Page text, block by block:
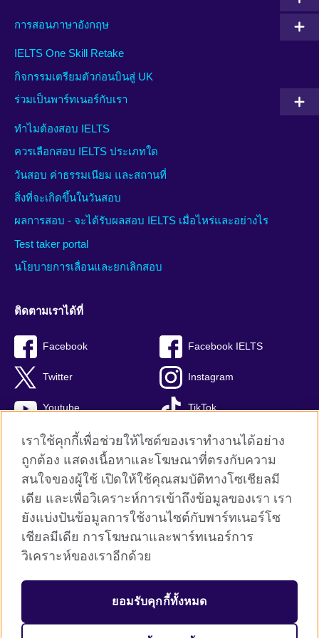
การสอนภาษาอังกฤษ
IELTS One Skill Retake
กิจกรรมเตรียมตัวก่อนบินสู่ UK
ร่วมเป็นพาร์ทเนอร์กับเรา
ทำไมต้องสอบ IELTS
ควรเลือกสอบ IELTS ประเภทใด
วันสอบ ค่าธรรมเนียม และสถานที่
สิ่งที่จะเกิดขึ้นในวันสอบ
ผลการสอบ - จะได้รับผลสอบ IELTS เมื่อไหร่และอย่างไร
Test taker portal
นโยบายการเลื่อนและยกเลิกสอบ
ติดตามเราได้ที่
Facebook Facebook IELTS
Twitter Instagram
Youtube TikTok
British Council global
Privacy and terms
Terms and conditions of sale
คุกกี้
Sitemap
© 2026 British Council
เราใช้คุกกี้เพื่อช่วยให้ไซต์ของเราทำงานได้อย่าง
ถูกต้อง แสดงเนื้อหาและโฆษณาที่ตรงกับความ
สนใจของผู้ใช้ เปิดให้ใช้คุณสมบัติทางโซเชียลมี
เดีย และเพื่อวิเคราะห์การเข้าถึงข้อมูลของเรา เรา
ยังแบ่งปันข้อมูลการใช้งานไซต์กับพาร์ทเนอร์โซ
เชียลมีเดีย การโฆษณาและพาร์ทเนอร์การ
วิเคราะห์ของเราอีกด้วย
ยอมรับคุกกี้ทั้งหมด